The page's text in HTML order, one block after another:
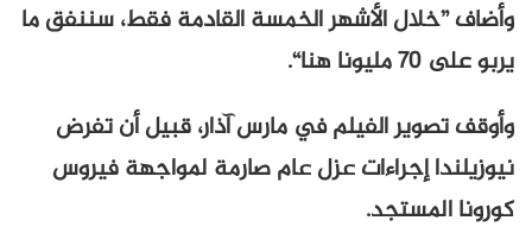
وأضاف ”خلال الأشهر الخمسة القادمة فقط، سننفق ما
يربو على 70 مليونا هنا“.
وأوقف تصوير الفيلم في مارس آذار، قبيل أن تفرض
نيوزيلندا إجراءات عزل عام صارمة لمواجهة فيروس
كورونا المستجد.